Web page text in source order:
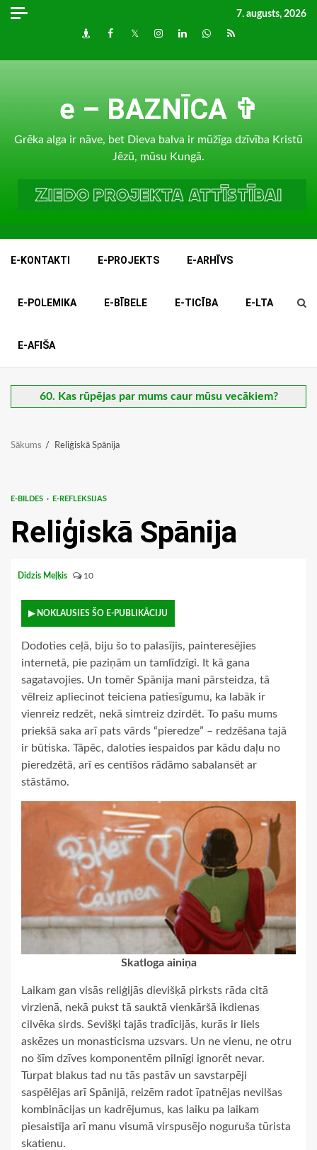
Skip
7. augusts, 2026
DraugiemFacebook
TwitterInstagram
LinkedInwhatsapp
RSS
e – BAZNĪCA ✞
Grēka alga ir nāve, bet Dieva balva ir mūžīga dzīvība Kristū
Jēzū, mūsu Kungā.
E-KONTAKTI E-PROJEKTS E-ARHĪVS
E-POLEMIKA E-BĪBELE E-TICĪBA E-LTA
E-AFIŠA
60. Kas rūpējas par mums caur mūsu vecākiem?
Sākums Reliģiskā Spānija
E-BILDES E-REFLEKSIJAS
Reliģiskā Spānija
Didzis Meļķis 10
▶ NOKLAUSIES ŠO E-PUBLIKĀCIJU
Dodoties ceļā, biju šo to palasījis, painteresējies
internetā, pie paziņām un tamlīdzīgi. It kā gana
sagatavojies. Un tomēr Spānija mani pārsteidza, tā
vēlreiz apliecinot teiciena patiesīgumu, ka labāk ir
vienreiz redzēt, nekā simtreiz dzirdēt. To pašu mums
priekšā saka arī pats vārds “pieredze” – redzēšana tajā
ir būtiska. Tāpēc, daloties iespaidos par kādu daļu no
pieredzētā, arī es centīšos rādāmo sabalansēt ar
stāstāmo.
Skatloga ainiņa
Laikam gan visās reliģijās dievišķā pirksts rāda citā
virzienā, nekā pukst tā sauktā vienkāršā ikdienas
cilvēka sirds. Sevišķi tajās tradīcijās, kurās ir liels
askēzes un monasticisma uzsvars. Un ne vienu, ne otru
no šīm dzīves komponentēm pilnīgi ignorēt nevar.
Turpat blakus tad nu tās pastāv un savstarpēji
saspēlējas arī Spānijā, reizēm radot īpatnējas nevilšas
kombinācijas un kadrējumus, kas laiku pa laikam
piesaistīja arī manu visumā virspusējo noguruša tūrista
skatienu.